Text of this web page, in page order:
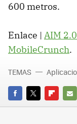
600 metros.
Enlace | AIM
MobileCrunch.
FACEBOOK
TWITTER
E-
TEMAS